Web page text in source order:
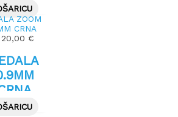
20,00 €